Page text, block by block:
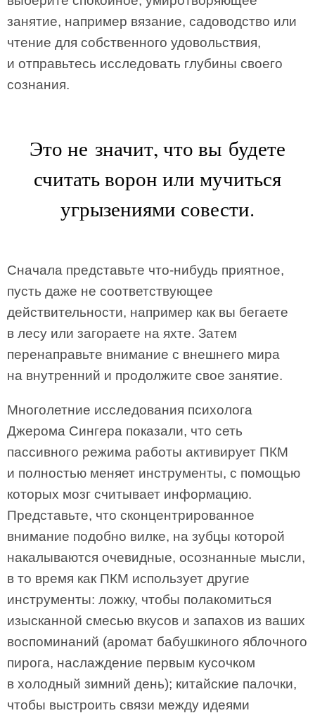
занятие, например вязание, садоводство или
чтение для собственного удовольствия,
и отправьтесь исследовать глубины своего
сознания.
Это не значит, что вы будете
считать ворон или мучиться
угрызениями совести.
Сначала представьте что-нибудь приятное,
пусть даже не соответствующее
действительности, например как вы бегаете
в лесу или загораете на яхте. Затем
перенаправьте внимание с внешнего мира
на внутренний и продолжите свое занятие.
Многолетние исследования психолога
Джерома Сингера показали, что сеть
пассивного режима работы активирует ПКМ
и полностью меняет инструменты, с помощью
которых мозг считывает информацию.
Представьте, что сконцентрированное
внимание подобно вилке, на зубцы которой
накалываются очевидные, осознанные мысли,
в то время как ПКМ использует другие
инструменты: ложку, чтобы полакомиться
изысканной смесью вкусов и запахов из ваших
воспоминаний (аромат бабушкиного яблочного
пирога, наслаждение первым кусочком
в холодный зимний день); китайские палочки,
чтобы выстроить связи между идеями